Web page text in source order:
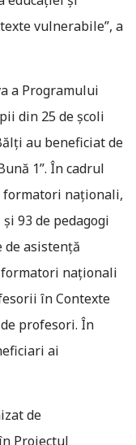
vulnerabile”, a
a Programului
din 25 de școli
au beneficiat de
1”. În cadrul
naționali,
93 de pedagogi
asistență
formatori naționali
în Contexte
profesori. În
ai
de
Proiectul